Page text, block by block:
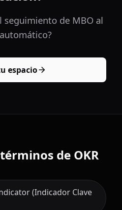
seguimiento de MBO al
espacio
de OKR
(Indicador Clave